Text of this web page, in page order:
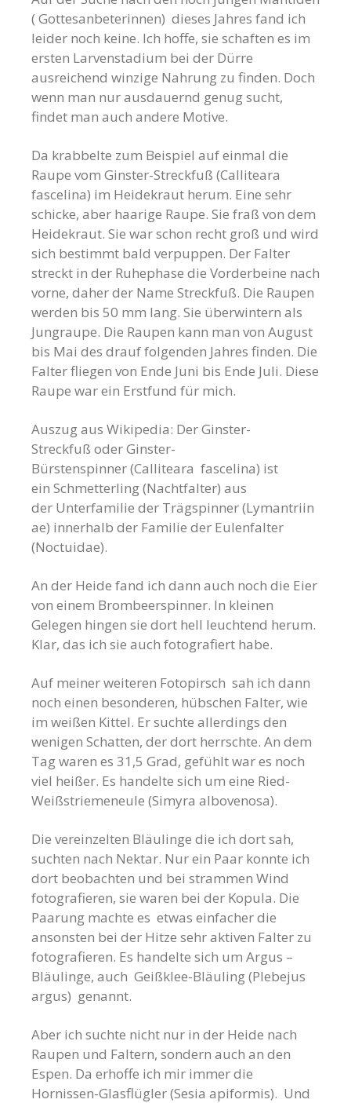
( Gottesanbeterinnen) dieses Jahres fand ich
leider noch keine. Ich hoffe, sie schaften es im
ersten Larvenstadium bei der Dürre
ausreichend winzige Nahrung zu finden. Doch
wenn man nur ausdauernd genug sucht,
findet man auch andere Motive.
Da krabbelte zum Beispiel auf einmal die
Raupe vom Ginster-Streckfuß (Calliteara
fascelina) im Heidekraut herum. Eine sehr
schicke, aber haarige Raupe. Sie fraß von dem
Heidekraut. Sie war schon recht groß und wird
sich bestimmt bald verpuppen. Der Falter
streckt in der Ruhephase die Vorderbeine nach
vorne, daher der Name Streckfuß. Die Raupen
werden bis 50 mm lang. Sie überwintern als
Jungraupe. Die Raupen kann man von August
bis Mai des drauf folgenden Jahres finden. Die
Falter fliegen von Ende Juni bis Ende Juli. Diese
Raupe war ein Erstfund für mich.
Auszug aus Wikipedia: Der Ginster-
Streckfuß oder Ginster-
Bürstenspinner (Calliteara fascelina) ist
ein Schmetterling (Nachtfalter) aus
der Unterfamilie der Trägspinner (Lymantriin
ae) innerhalb der Familie der Eulenfalter
(Noctuidae).
An der Heide fand ich dann auch noch die Eier
von einem Brombeerspinner. In kleinen
Gelegen hingen sie dort hell leuchtend herum.
Klar, das ich sie auch fotografiert habe.
Auf meiner weiteren Fotopirsch sah ich dann
noch einen besonderen, hübschen Falter, wie
im weißen Kittel. Er suchte allerdings den
wenigen Schatten, der dort herrschte. An dem
Tag waren es 31,5 Grad, gefühlt war es noch
viel heißer. Es handelte sich um eine Ried-
Weißstriemeneule (Simyra albovenosa).
Die vereinzelten Bläulinge die ich dort sah,
suchten nach Nektar. Nur ein Paar konnte ich
dort beobachten und bei strammen Wind
fotografieren, sie waren bei der Kopula. Die
Paarung machte es etwas einfacher die
ansonsten bei der Hitze sehr aktiven Falter zu
fotografieren. Es handelte sich um Argus –
Bläulinge, auch Geißklee-Bläuling (Plebejus
argus) genannt.
Aber ich suchte nicht nur in der Heide nach
Raupen und Faltern, sondern auch an den
Espen. Da erhoffe ich mir immer die
Hornissen-Glasflügler (Sesia apiformis). Und